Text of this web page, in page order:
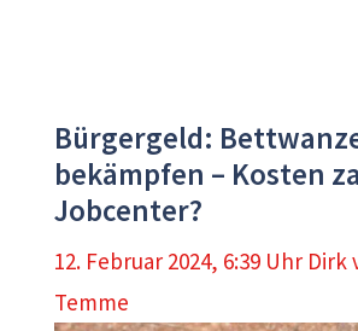
Bürgergeld:
bekämpfen – Kosten
Jobcenter?
12. Februar 2024, 6:39 Uhr Dirk
Temme